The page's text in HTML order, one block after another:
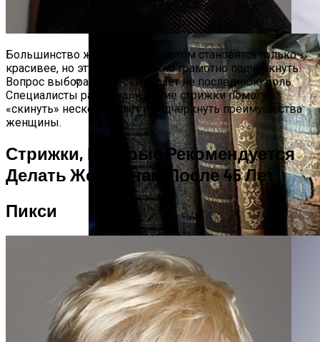
Ваша Любовь К Оранжевому: Глоток
Энергии Или Сигнал Уставшей Души
Интересные Факты О Войнах…
Большинство женщин с возрастом становятся только
красивее, но эту красоту нужно грамотно подчеркнуть.
Вопрос выбора прически играет не последнюю роль.
Специалисты рассказали, какие стрижки помогут
«скинуть» несколько лет и подчеркнуть преимущества
женщины.
Стрижки, Которые Рекомендуется
Делать Женщинам После 45 Лет
Пикси